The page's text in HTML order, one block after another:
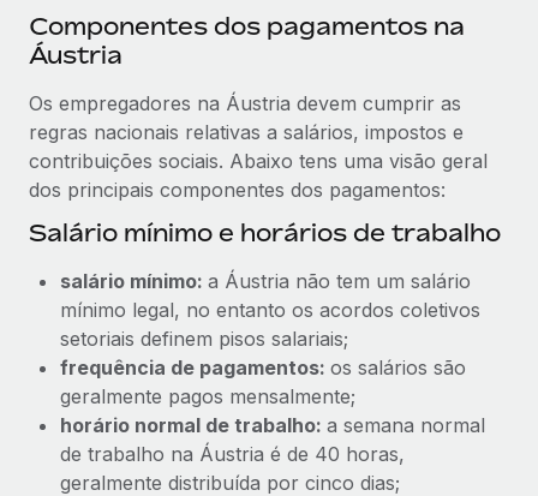
Componentes dos pagamentos na
Áustria
Os empregadores na Áustria devem cumprir as
regras nacionais relativas a salários, impostos e
contribuições sociais. Abaixo tens uma visão geral
dos principais componentes dos pagamentos:
Salário mínimo e horários de trabalho
salário mínimo: a Áustria não tem um salário
mínimo legal, no entanto os acordos coletivos
setoriais definem pisos salariais;
frequência de pagamentos: os salários são
geralmente pagos mensalmente;
horário normal de trabalho: a semana normal
de trabalho na Áustria é de 40 horas,
geralmente distribuída por cinco dias;